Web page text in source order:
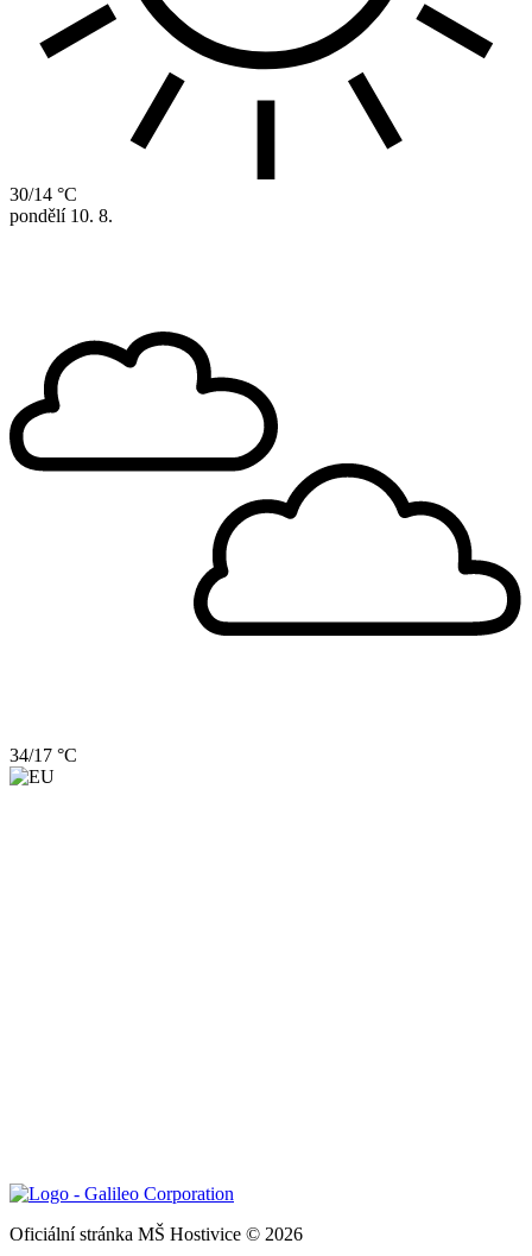
30/14 °C
pondělí 10. 8.
34/17 °C
Oficiální stránka MŠ Hostivice © 2026